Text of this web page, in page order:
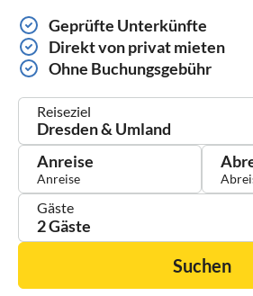
Geprüfte Unterkünfte
Direkt von privat mieten
Ohne Buchungsgebühr
Reiseziel
Anreise
Gäste
2 Gäste
Suchen